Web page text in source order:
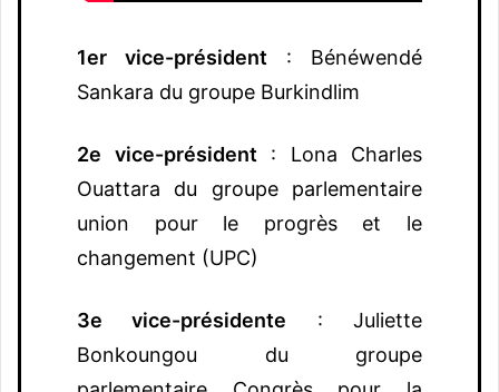
1er vice-président : Bénéwendé
Sankara du groupe Burkindlim
2e vice-président : Lona Charles
Ouattara du groupe parlementaire
union pour le progrès et le
changement (UPC)
3e vice-présidente : Juliette
Bonkoungou du groupe